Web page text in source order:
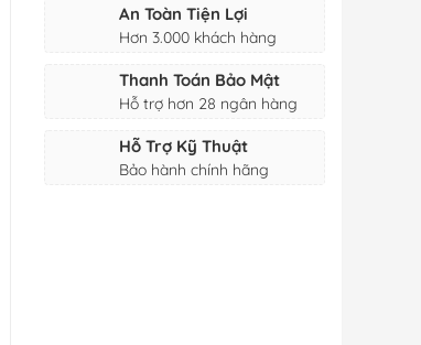
An Toàn Tiện Lợi
Hơn 3.000 khách hàng
Thanh Toán Bảo Mật
Hỗ trợ hơn 28 ngân hàng
Hỗ Trợ Kỹ Thuật
Bảo hành chính hãng